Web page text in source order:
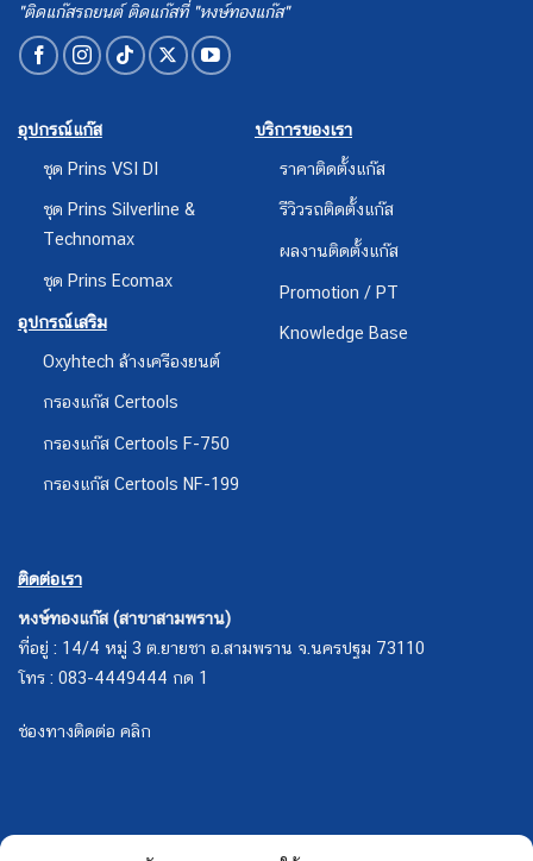
"ติดแก๊สรถยนต์ ติดแก๊สที่ "หงษ์ทองแก๊ส"
อุปกรณ์แก๊ส
ชุด Prins VSI DI
ชุด Prins Silverline &
Technomax
ชุด Prins Ecomax
อุปกรณ์เสริม
Oxyhtech ล้างเครืองยนต์
กรองแก๊ส Certools
กรองแก๊ส Certools F-750
กรองแก๊ส Certools NF-199
บริการของเรา
ราคาติดตั้งแก๊ส
รีวิวรถติดตั้งแก๊ส
ผลงานติดตั้งแก๊ส
Promotion / PT
Knowledge Base
ติดต่อเรา
หงษ์ทองแก๊ส (สาขาสามพราน)
ที่อยู่ : 14/4 หมู่ 3 ต.ยายชา อ.สามพราน จ.นครปฐม 73110
โทร : 083-4449444 กด 1
ช่องทางติดต่อ คลิก